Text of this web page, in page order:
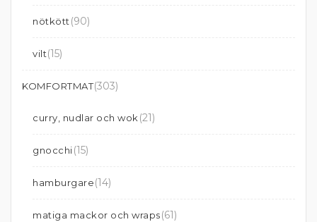
nötkött (90)
vilt(15)
KOMFORTMAT(303)
curry, nudlar och wok (21)
gnocchi(15)
hamburgare(14)
matiga mackor och wraps(61)